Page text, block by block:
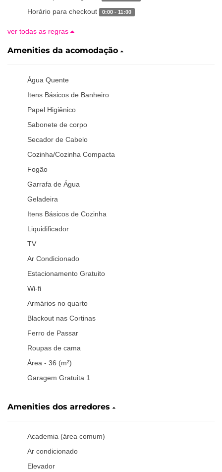
Horário para checkout
0:00 - 11:00
ver todas as regras
Amenities da acomodação
Água Quente
Itens Básicos de Banheiro
Papel Higiênico
Sabonete de corpo
Secador de Cabelo
Cozinha/Cozinha Compacta
Fogão
Garrafa de Água
Geladeira
Itens Básicos de Cozinha
Liquidificador
TV
Ar Condicionado
Estacionamento Gratuito
Wi-fi
Armários no quarto
Blackout nas Cortinas
Ferro de Passar
Roupas de cama
Área - 36 (m²)
Garagem Gratuita 1
Amenities dos arredores
Academia (área comum)
Ar condicionado
Elevador